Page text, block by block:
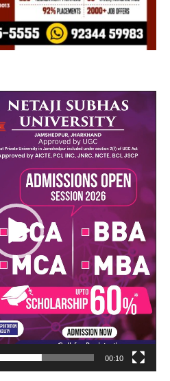
00:10